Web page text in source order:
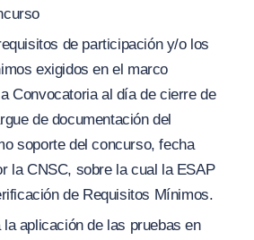
de participación y/o los
exigidos en el marco
Convocatoria al día de cierre de
de documentación del
soporte del concurso, fecha
la CNSC, sobre la cual la ESAP
de Requisitos Mínimos.
aplicación de las pruebas en